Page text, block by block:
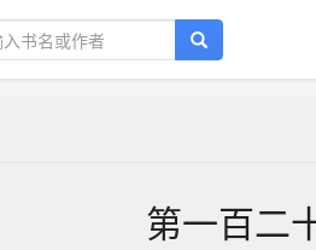
第一百二